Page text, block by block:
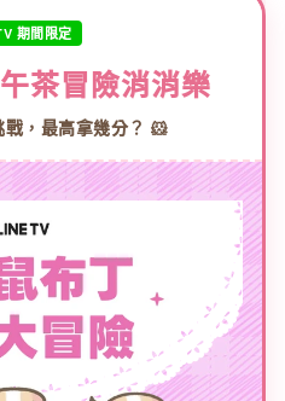
期間限定
茶冒險消消樂
，最高拿幾分？ 🐹